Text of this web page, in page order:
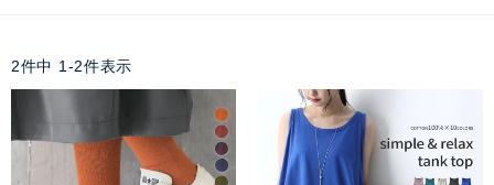
2件中 1 -2件表示